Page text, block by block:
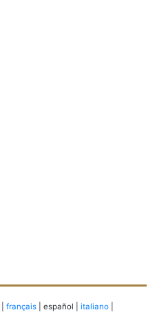
français | español | italiano